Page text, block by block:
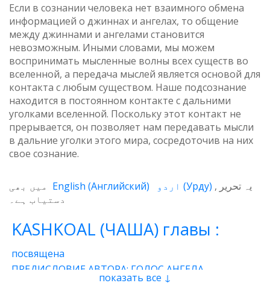
Если в сознании человека нет взаимного обмена
информацией о джиннах и ангелах, то общение
между джиннами и ангелами становится
невозможным. Иными словами, мы можем
воспринимать мысленные волны всех существ во
вселенной, а передача мыслей является основой для
контакта с любым существом. Наше подсознание
находится в постоянном контакте с дальними
уголками вселенной. Поскольку этот контакт не
прерывается, он позволяет нам передавать мысли
в дальние уголки этого мира, сосредоточив на них
свое сознание.
یہ تحریر (Урду)
English (Английский)
میں بھی
دستیاب ہے۔
KASHKOAL (ЧАША) главы :
посвящена
ПРЕДИСЛОВИЕ АВТОРА: ГОЛОС АНГЕЛА
показать все ↓